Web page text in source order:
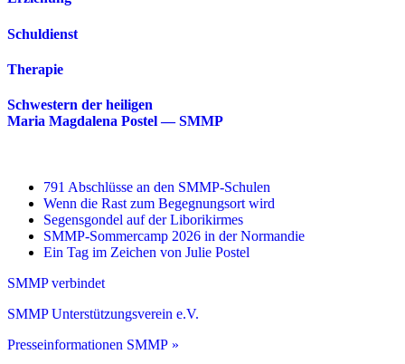
Schuldienst
Therapie
Schwestern der heiligen
Maria Magdalena Postel — SMMP
791 Abschlüsse an den SMMP-Schulen
Wenn die Rast zum Begegnungsort wird
Segensgondel auf der Liborikirmes
SMMP-Sommercamp 2026 in der Normandie
Ein Tag im Zeichen von Julie Postel
SMMP verbindet
SMMP Unterstützungsverein e.V.
Presseinformationen SMMP »